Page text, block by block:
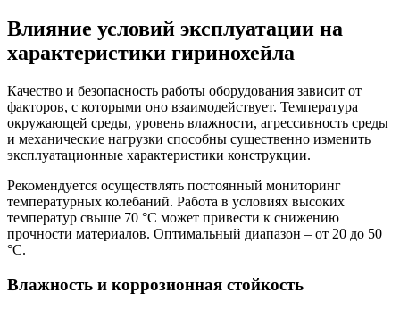
Влияние условий эксплуатации на
характеристики гиринохейла
Качество и безопасность работы оборудования зависит от
факторов, с которыми оно взаимодействует. Температура
окружающей среды, уровень влажности, агрессивность среды
и механические нагрузки способны существенно изменить
эксплуатационные характеристики конструкции.
Рекомендуется осуществлять постоянный мониторинг
температурных колебаний. Работа в условиях высоких
температур свыше 70 °C может привести к снижению
прочности материалов. Оптимальный диапазон – от 20 до 50
°C.
Влажность и коррозионная стойкость